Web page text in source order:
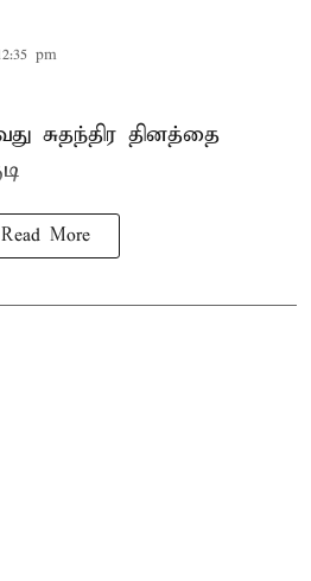
pm
சுதந்திர தினத்தை
Read More